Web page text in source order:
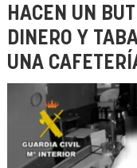
HACEN UN
DINERO Y
UNA